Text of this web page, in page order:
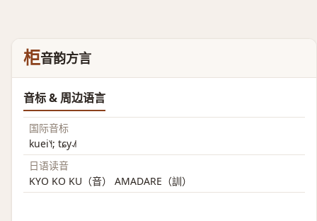
柜音韵方言
音标 & 周边语言
国际音标
kuei˥˧; tɕy˨˩˦
日语读音
KYO KO KU（音） AMADARE（訓）